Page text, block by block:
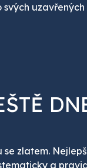
uzavřených
zlatem.
a